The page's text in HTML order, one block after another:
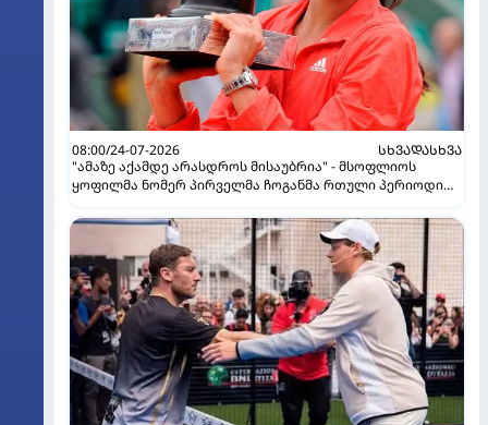
08:00/24-07-2026
ᲡᲮᲕᲐᲓᲐᲡᲮᲕᲐ
"ამაზე აქამდე არასდროს მისაუბრია" - მსოფლიოს
ყოფილმა ნომერ პირველმა ჩოგანმა რთული პერიოდი